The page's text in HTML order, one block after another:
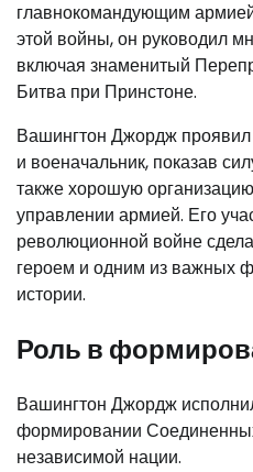
главнокомандующим
этой войны, он руководил
включая знаменитый
Битва при Принстоне.
Вашингтон Джордж проявил
и военачальник, показав
также хорошую
управлении армией. Его
революционной войне
героем и одним из важных
истории.
Роль в
Вашингтон Джордж
формировании
независимой нации.